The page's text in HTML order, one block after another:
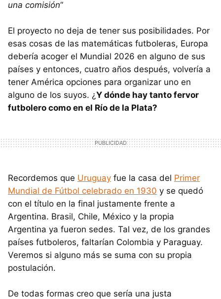
una comisión“
El proyecto no deja de tener sus posibilidades. Por
esas cosas de las matemáticas futboleras, Europa
debería acoger el Mundial 2026 en alguno de sus
países y entonces, cuatro años después, volvería a
tener América opciones para organizar uno en
alguno de los suyos. ¿Y dónde hay tanto fervor
futbolero como en el Río de la Plata?
Recordemos que Uruguay fue la casa del Primer
Mundial de Fútbol celebrado en 1930 y se quedó
con el título en la final justamente frente a
Argentina. Brasil, Chile, México y la propia
Argentina ya fueron sedes. Tal vez, de los grandes
países futboleros, faltarían Colombia y Paraguay.
Veremos si alguno más se suma con su propia
postulación.
De todas formas creo que sería una justa